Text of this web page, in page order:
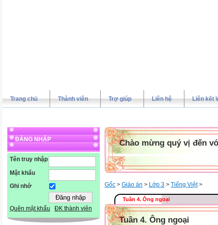
Trang chủ Thành viên Trợ giúp Liên hệ Liên kết
ĐĂNG NHẬP
Tên truy nhập
Mật khẩu
Ghi nhớ
Quên mật khẩu ĐK thành viên
Chào mừng quý vị đến
Gốc > Giáo án > Lớp 3 > Tiếng Việt>
Tuần 4. Ông ngoại
Tuần 4. Ông ngoại